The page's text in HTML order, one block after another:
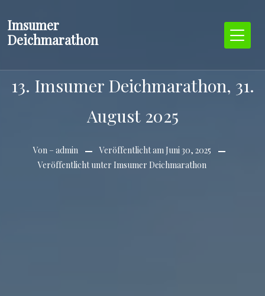
Inhalt
springen
Imsumer
Deichmarathon
13. Imsumer Deichmarathon, 31.
August 2025
Von – admin Veröffentlicht am Juni 30, 2025
Veröffentlicht unter Imsumer Deichmarathon